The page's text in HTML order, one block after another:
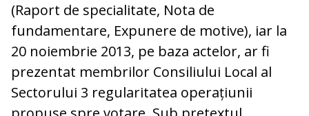
(Raport de specialitate, Nota de
fundamentare, Expunere de motive), iar la
20 noiembrie 2013, pe baza actelor, ar fi
prezentat membrilor Consiliului Local al
Sectorului 3 regularitatea operațiunii